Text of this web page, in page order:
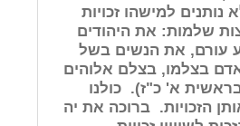
נותנים למישהו זכויות
שלמות: את היהודים
עורם, את הנשים בשל
בצלמו, בצלם אלוהים
א' כ"ז). כולנו
הזכויות. ברוכה את יה